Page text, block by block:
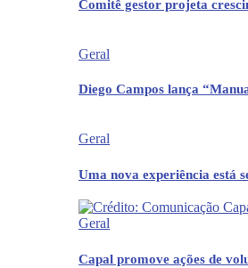
Comitê gestor projeta
Geral
Diego Campos lança
Geral
Uma nova experiência está
Geral
Capal promove ações de